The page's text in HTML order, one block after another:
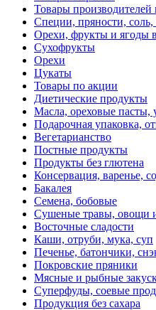
Товары производителей
Специи, пряности, соль,
Орехи, фрукты и ягоды
Сухофрукты
Орехи
Цукаты
Товары по акции
Диетические продукты
Масла, ореховые пасты,
Подарочная упаковка,
Вегетарианство
Постные продукты
Продукты без глютена
Консервация, варенье,
Бакалея
Семена, бобовые
Сушеные травы, овощи
Восточные сладости
Каши, отруби, мука, суп
Печенье, батончики,
Покровские пряники
Мясные и рыбные
Суперфуды, соевые
Продукция без сахара